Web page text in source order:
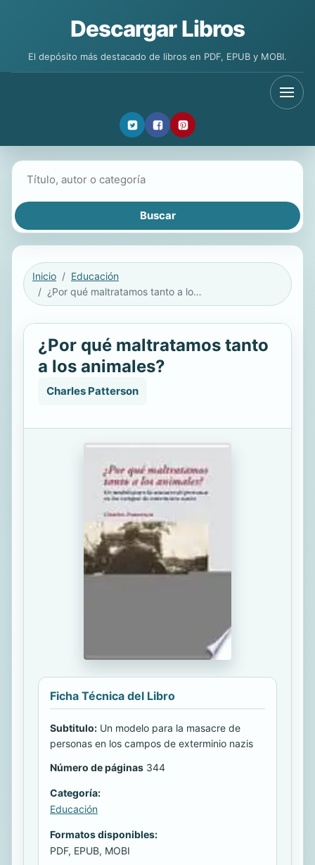
Descargar Libros
El depósito más destacado de libros en PDF, EPUB y MOBI.
Inicio
Educación
¿Por qué maltratamos tanto a los animales?
¿Por qué maltratamos tanto
a los animales?
Charles Patterson
Ficha Técnica del Libro
Subtitulo: Un modelo para la masacre de
personas en los campos de exterminio nazis
Número de páginas 344
Categoría:
Educación
Formatos disponibles:
PDF, EPUB, MOBI